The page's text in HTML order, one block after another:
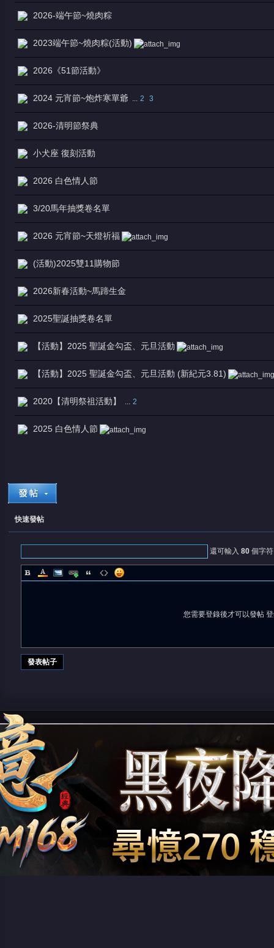
2026-端午節~燒肉粽
2023端午節~燒肉粽(活動)
2026《51節活動》
2024 元宵節~炮炸寒單爺 ... 2 3
2026-清明節祭典
小犬座 復刻活動
2026 白色情人節
3/20馬年抽獎卷名單
2026 元宵節~天燈祈福
(活動)2025雙11購物節
2026新春活動~馬蹄生金
2025聖誕抽獎卷名單
【活動】2025 聖誕金勾盃、元旦活動
【活動】2025 聖誕金勾盃、元旦活動 (新紀元3.81)
2020【清明祭祖活動】 ... 2
2025 白色情人節
快速發帖
還可輸入 80個字符
您需要登錄後才可以發帖
發表帖子